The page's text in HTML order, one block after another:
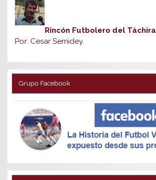
Rincón Futbolero del Táchira
Por: Cesar Semidey.
Grupo Facebook